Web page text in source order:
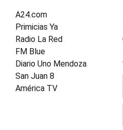
A24.com
Primicias Ya
Radio La Red
FM Blue
Diario Uno Mendoza
San Juan 8
América TV